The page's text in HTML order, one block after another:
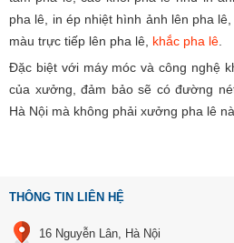
pha lê, in ép nhiệt hình ảnh lên pha
màu trực tiếp lên pha lê, khắc pha lê.
Đặc biệt với máy móc và công nghệ
của xưởng, đảm bảo sẽ có đường
Hà Nội mà không phải xưởng pha lê
THÔNG TIN LIÊN HỆ
16 Nguyễn Lân, Hà Nội